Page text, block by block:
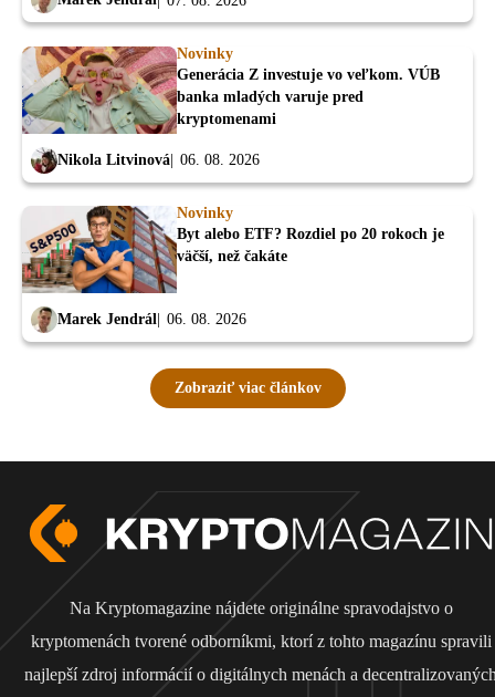
Novinky
Generácia Z investuje vo veľkom. VÚB
banka mladých varuje pred
kryptomenami
Nikola Litvinová 06. 08. 2026
Novinky
Byt alebo ETF? Rozdiel po 20 rokoch je
väčší, než čakáte
Marek Jendrál 06. 08. 2026
Zobraziť viac článkov
Na Kryptomagazine nájdete originálne spravodajstvo o
kryptomenách tvorené odborníkmi, ktorí z tohto magazínu spravili
najlepší zdroj informácií o digitálnych menách a